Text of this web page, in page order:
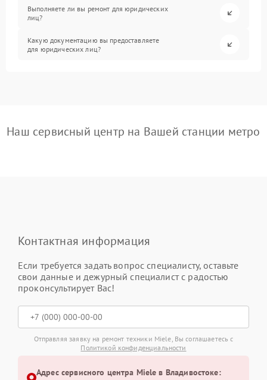
Выполняете ли вы ремонт для юридических
лиц?
Какую документацию вы предоставляете
для юридических лиц?
Наш сервисный центр на Вашей станции метро
Контактная информация
Если требуется задать вопрос специалисту, оставьте
свои данные и дежурный специалист с радостью
проконсультирует Вас!
Отправляя заявку на ремонт техники Miele, Вы соглашаетесь с
Политикой конфиденциальности
Адрес сервисного центра Miele в Владивостоке: